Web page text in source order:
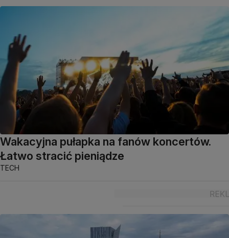
Wakacyjna pułapka na fanów koncertów.
Łatwo stracić pieniądze
TECH